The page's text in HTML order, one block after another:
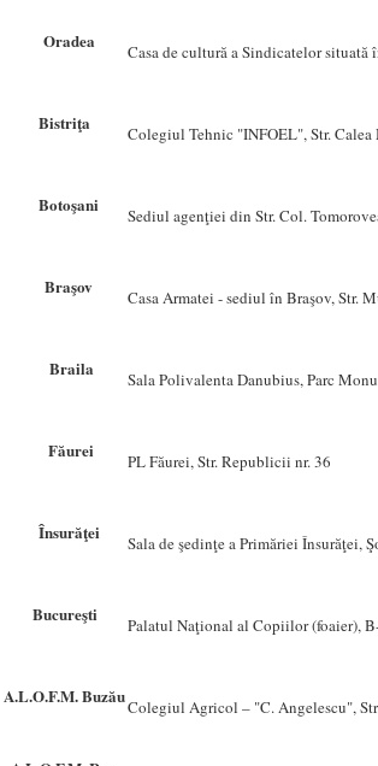
Oradea Casa de cultură a Sindicatelor situată
Bistriţa Colegiul Tehnic "INFOEL", Str.
Botoşani Sediul agenţiei din Str. Col.
Braşov Casa Armatei - sediul în Braşov, Str.
Braila Sala Polivalenta Danubius, Parc
Făurei PL Făurei, Str. Republicii nr. 36
Însurăţei Sala de şedinţe a Primăriei Însurăţei,
Bucureşti Palatul Naţional al Copiilor (foaier),
A.L.O.F.M. BuzăuColegiul Agricol – "C. Angelescu",